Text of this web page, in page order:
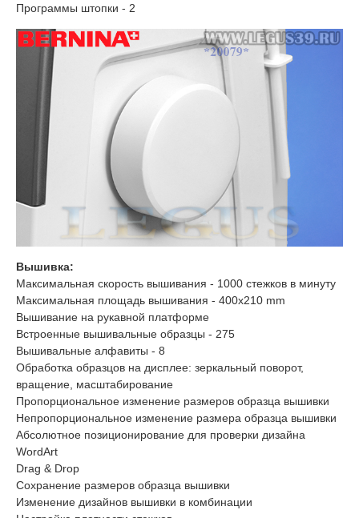
Программы штопки - 2
Вышивка:
Максимальная скорость вышивания - 1000 стежков в минуту
Максимальная площадь вышивания - 400x210 mm
Вышивание на рукавной платформе
Встроенные вышивальные образцы - 275
Вышивальные алфавиты - 8
Обработка образцов на дисплее: зеркальный поворот,
вращение, масштабирование
Пропорциональное изменение размеров образца вышивки
Непропорциональное изменение размера образца вышивки
Абсолютное позиционирование для проверки дизайна
WordArt
Drag & Drop
Сохранение размеров образца вышивки
Изменение дизайнов вышивки в комбинации